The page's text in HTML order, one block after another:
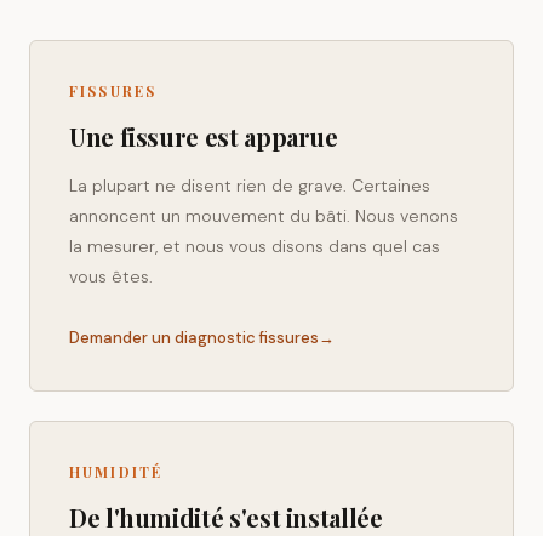
FISSURES
Une fissure est apparue
La plupart ne disent rien de grave. Certaines
annoncent un mouvement du bâti. Nous venons
la mesurer, et nous vous disons dans quel cas
vous êtes.
Demander un diagnostic fissures→
HUMIDITÉ
De l'humidité s'est installée